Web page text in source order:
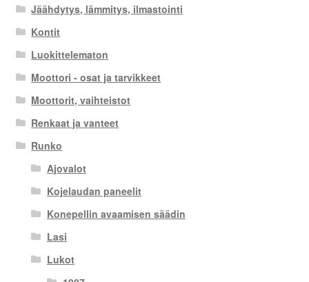
Jäähdytys, lämmitys, ilmastointi
Kontit
Luokittelematon
Moottori - osat ja tarvikkeet
Moottorit, vaihteistot
Renkaat ja vanteet
Runko
Ajovalot
Kojelaudan paneelit
Konepellin avaamisen säädin
Lasi
Lukot